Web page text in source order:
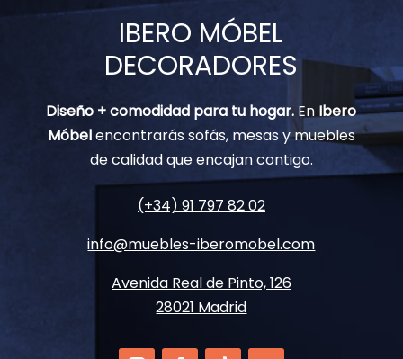
IBERO MÓBEL
DECORADORES
Diseño + comodidad para tu hogar. EnIbero
Móbelencontrarás sofás, mesas y muebles
de calidad que encajan contigo.
(+34) 91 797 82 02
info@muebles-iberomobel.com
Avenida Real de Pinto, 126
28021 Madrid